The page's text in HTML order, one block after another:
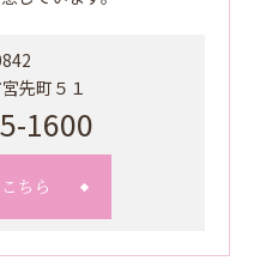
先町５１
1600
ちら